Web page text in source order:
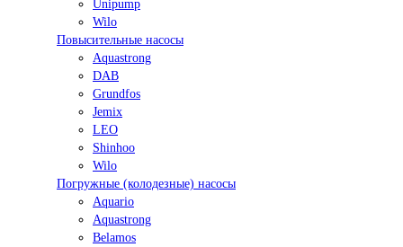
Unipump
Wilo
Повысительные насосы
Aquastrong
DAB
Grundfos
Jemix
LEO
Shinhoo
Wilo
Погружные (колодезные) насосы
Aquario
Aquastrong
Belamos